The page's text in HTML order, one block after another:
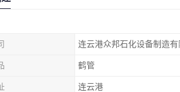
连云港众邦石化设备制造有
鹤管
连云港